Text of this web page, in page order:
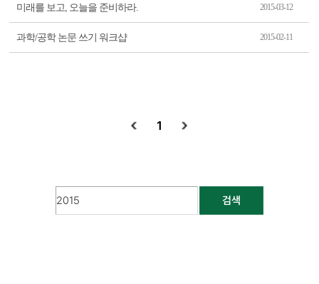
미래를 보고, 오늘을 준비하라. 2015-03-12
과학/공학 논문 쓰기 워크샵 2015-02-11
1
검색